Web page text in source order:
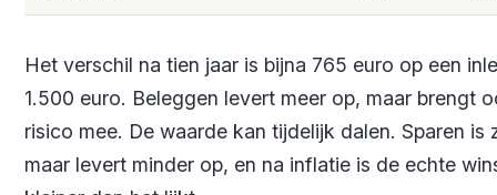
Het verschil na tien jaar is bijna 765 euro op een
1.500 euro. Beleggen levert meer op, maar brengt
risico mee. De waarde kan tijdelijk dalen. Sparen is
maar levert minder op, en na inflatie is de echte